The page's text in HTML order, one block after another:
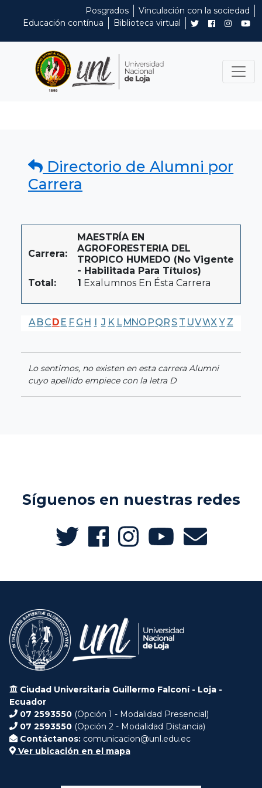
Posgrados
Vinculación con la sociedad
Educación contínua
Biblioteca virtual
Directorio de Alumni por
Carrera
Carrera:
MAESTRÍA EN
AGROFORESTERIA DEL
TROPICO HUMEDO (No Vigente
- Habilitada Para Títulos)
Total:
1 Exalumnos En Ésta Carrera
A BCD E F G H I J K LMNO PQR S T UVWX Y Z
Lo sentimos, no existen en esta carrera Alumni
cuyo apellido empiece con la letra D
Síguenos en nuestras redes
Ciudad Universitaria Guillermo Falconí - Loja -
Ecuador
07 2593550 (Opción 1 - Modalidad Presencial)
07 2593550 (Opción 2 - Modalidad Distancia)
Contáctanos: comunicacion@unl.edu.ec
Ver ubicación en el mapa